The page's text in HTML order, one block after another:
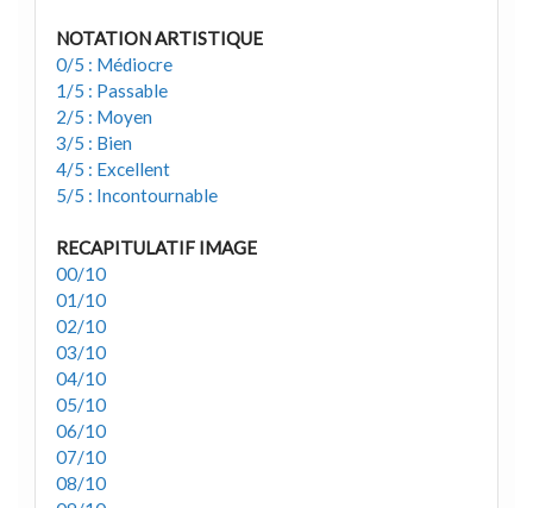
NOTATION ARTISTIQUE
0/5 : Médiocre
1/5 : Passable
2/5 : Moyen
3/5 : Bien
4/5 : Excellent
5/5 : Incontournable
RECAPITULATIF IMAGE
00/10
01/10
02/10
03/10
04/10
05/10
06/10
07/10
08/10